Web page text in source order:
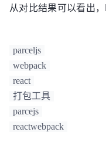
从对比结果可以看出
parceljs
webpack
react
打包工具
parcejs
reactwebpack